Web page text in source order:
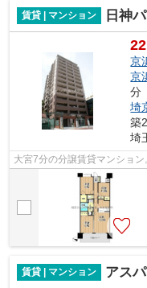
賃貸 | マンション 日神
京
京
分
埼
築
埼
大宮7分の分譲賃貸マンショ
賃貸 | マンション アス